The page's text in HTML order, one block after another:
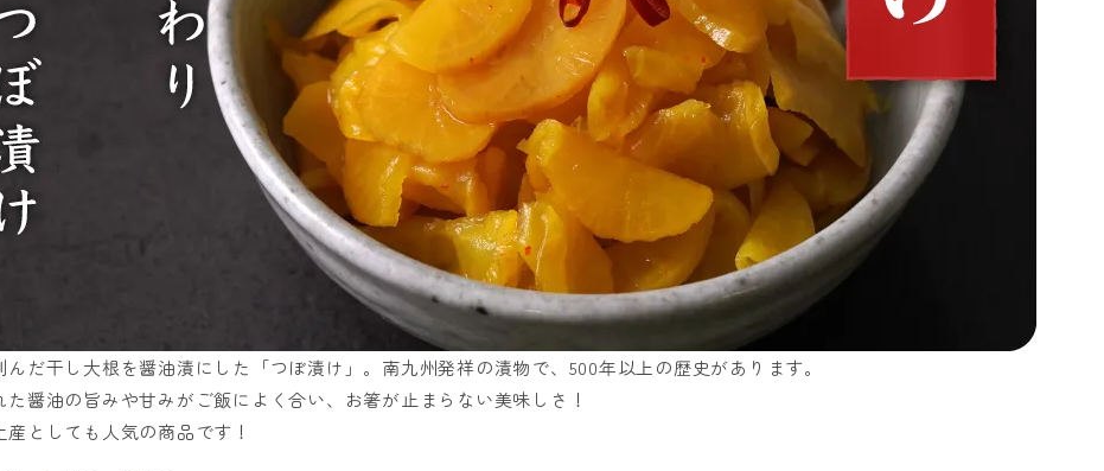
んだ干し大根を醤油漬にした「つぼ漬け」。南九州発祥の漬物で、500年以上の歴史があります。
た醤油の旨みや甘みがご飯によく合い、お箸が止まらない美味しさ！
産としても人気の商品です！